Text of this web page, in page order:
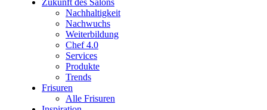
Zukunft des Salons
Nachhaltigkeit
Nachwuchs
Weiterbildung
Chef 4.0
Services
Produkte
Trends
Frisuren
Alle Frisuren